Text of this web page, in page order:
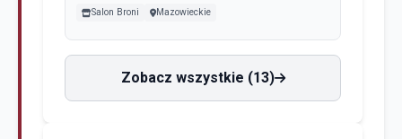
Salon Broni Mazowieckie
Zobacz wszystkie (13)